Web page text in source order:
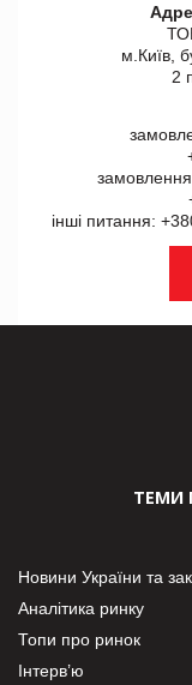
м.Київ,
2
інші питання:
ТЕМИ
Новини України та
Аналітика ринку
Топи про ринок
Інтерв’ю